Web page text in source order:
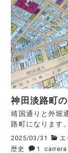
神田淡路町
靖国通りと外堀
路町になります
2025/03/31 エ
歴史
1 carrera